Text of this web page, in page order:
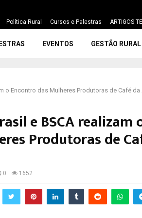
Política Rural Cursos e Palestras ARTIGOS
EVENTOS GESTÃO RURAL
o Encontro das Mulheres Produtoras de Café
e BSCA realizam
Produtoras de
0 1652